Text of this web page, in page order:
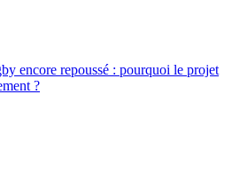
encore repoussé : pourquoi le projet
?